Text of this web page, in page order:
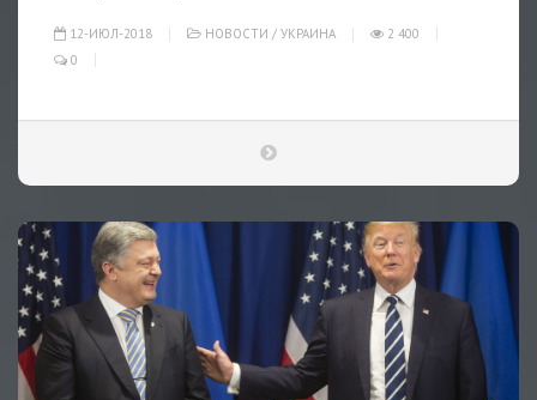
12-ИЮЛ-2018 НОВОСТИ / УКРАИНА
2 400
0